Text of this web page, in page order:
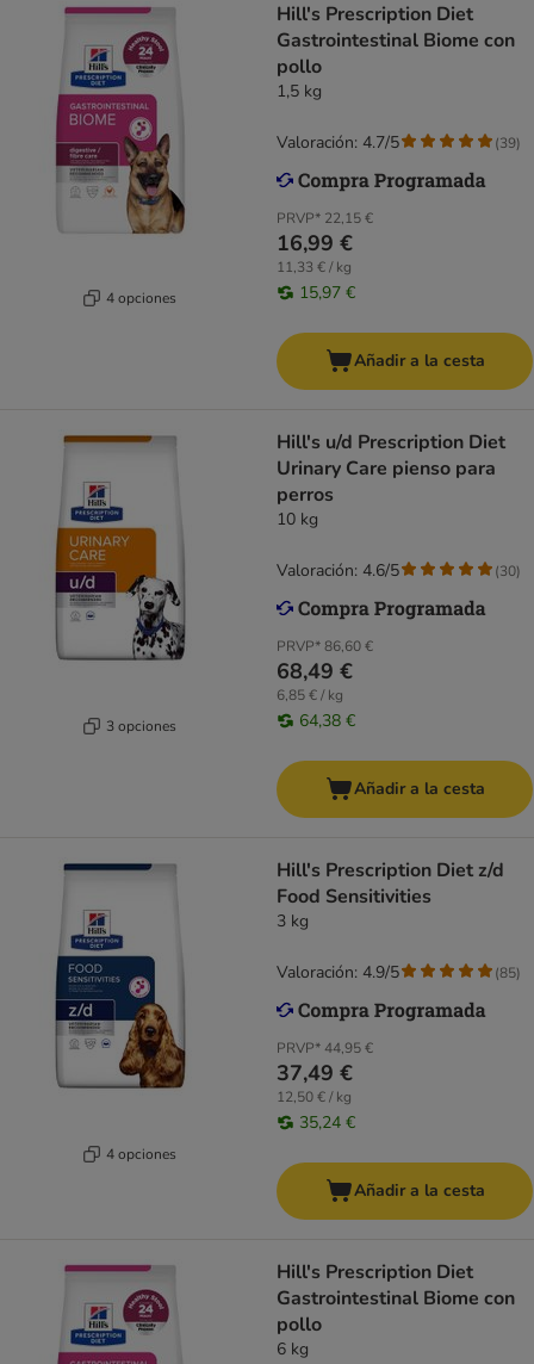
4 opciones
Hill's Prescription Diet
Gastrointestinal Biome con
pollo
1,5 kg
PRVP* 22,15 €
16,99 €
11,33 € / kg
15,97 €
Valoración: 4.7/5 (39)
Añadir a la cesta
3 opciones
Hill's u/d Prescription Diet
Urinary Care pienso para
perros
10 kg
PRVP*86,60 €
68,49 €
6,85 € / kg
64,38 €
Valoración: 4.6/5 (30)
Añadir a la cesta
4 opciones
Hill's Prescription Diet z/d
Food Sensitivities
3 kg
PRVP*44,95 €
37,49 €
12,50 € / kg
35,24 €
Valoración: 4.9/5 (85)
Añadir a la cesta
Hill's Prescription Diet
Gastrointestinal Biome con
pollo
6 kg